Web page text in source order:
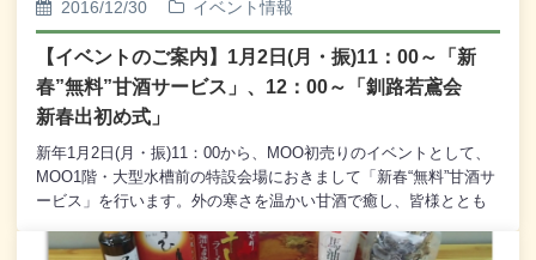
2016/12/30 イベント情報
【イベントのご案内】1月2日(月・振)11：00～「新
春”無料”甘酒サービス」、12：00～「釧路若鳶会
新春出初め式」
新年1月2日(月・振)11：00から、MOO初売りのイベントとして、
MOO1階・大型水槽前の特設会場におきまして「新春“無料”甘酒サ
ービス」を行います。外の寒さを温かい甘酒で癒し、皆様ととも
(月・振)12：00からは、MOO1階・中央エレベーター前に特設会場